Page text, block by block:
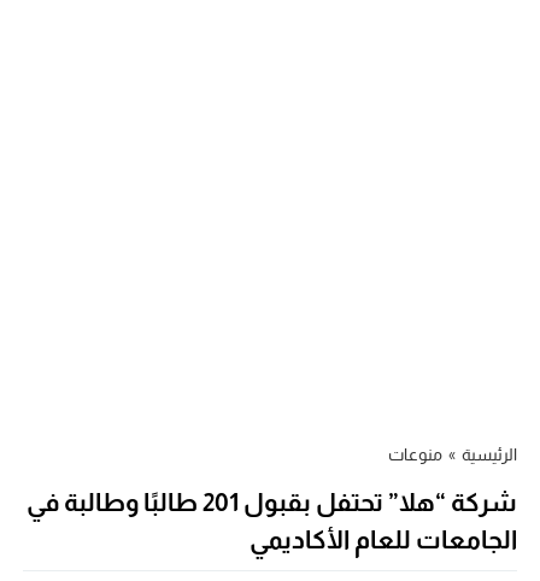
الرئيسية » منوعات
شركة “هلا” تحتفل بقبول 201 طالبًا وطالبة في
الجامعات للعام الأكاديمي